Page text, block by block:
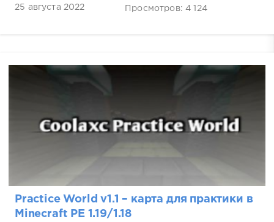
25 августа 2022 Просмотров: 4 124
Practice World v1.1 – карта для практики в
Minecraft PE 1.19/1.18